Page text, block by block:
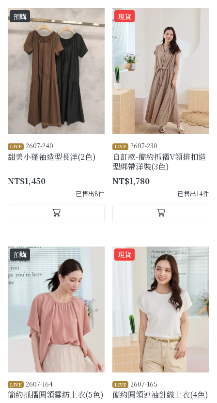
預購
LIVE 2607-240
甜美小蓬袖造型長洋(2色)
NT$1,450
已售出8件
現貨
LIVE 2607-230
自訂款-簡約抓褶V領排扣造
型綁帶洋裝(3色)
NT$1,780
已售出14件
預購
LIVE 2607-164
簡約抓摺圓領雪紡上衣(5色)
現貨
LIVE 2607-165
簡約圓領連袖針織上衣(4色)